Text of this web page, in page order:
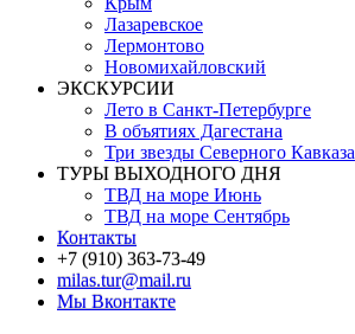
Лазаревское
Лермонтово
Новомихайловский
ЭКСКУРСИИ
Лето в Санкт-Петербурге
В объятиях Дагестана
Три звезды Северного Кавказа
ТУРЫ ВЫХОДНОГО ДНЯ
ТВД на море Июнь
ТВД на море Сентябрь
Контакты
+7 (910) 363-73-49
milas.tur@mail.ru
Мы Вконтакте